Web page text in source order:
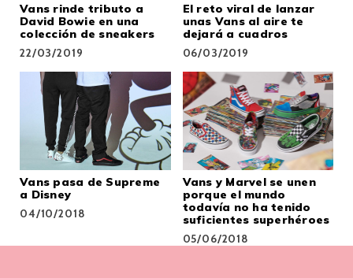
Vans rinde tributo a
David Bowie en una
colección de sneakers
22/03/2019
El reto viral de lanzar
unas Vans al aire te
dejará a cuadros
06/03/2019
Vans pasa de Supreme
a Disney
04/10/2018
Vans y Marvel se unen
porque el mundo
todavía no ha tenido
suficientes superhéroes
05/06/2018